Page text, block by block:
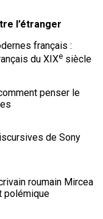
l’étranger
français :
du XIXe siècle
penser le
de Sony
roumain Mircea
polémique